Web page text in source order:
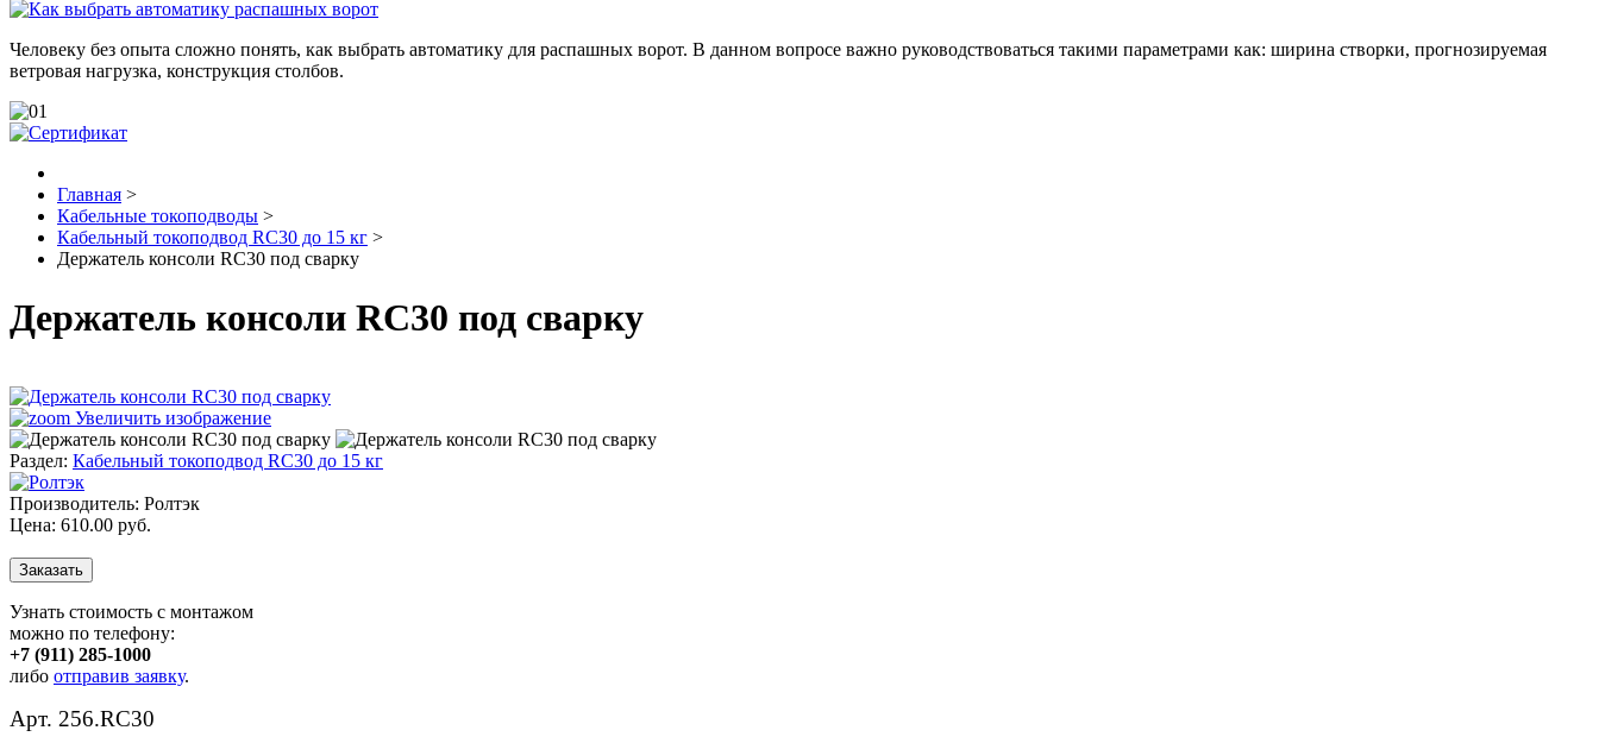
Человеку без опыта сложно понять, как выбрать автоматику для распашных ворот. В данном вопросе важно руководствоваться такими параметрами как: ширина створки, прогнозируемая
ветровая нагрузка, конструкция столбов.
Главная >
Кабельные токоподводы >
Кабельный токоподвод RC30 до 15 кг >
Держатель консоли RC30 под сварку
Держатель консоли RC30 под сварку
Увеличить изображение
Раздел: Кабельный токоподвод RC30 до 15 кг
Производитель: Ролтэк
Цена: 610.00 руб.
Узнать стоимость с монтажом
можно по телефону:
+7 (911) 285-1000
либо отправив заявку.
Арт. 256.RC30